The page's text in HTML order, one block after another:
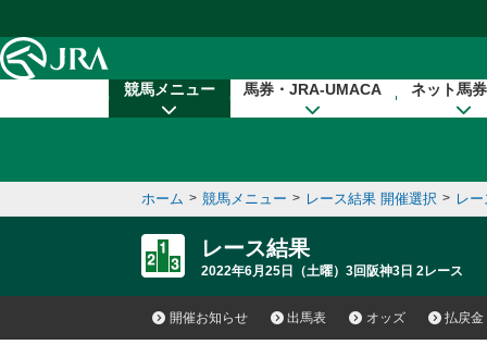
競馬メニュー 馬券・JRA-UMACA ネット馬
ホーム > 競馬メニュー > レース結果 開催選択 > レ
レース結果
2022年6月25日（土曜）3回阪神3日 2レース
開催お知らせ 出馬表 オッズ 払戻金